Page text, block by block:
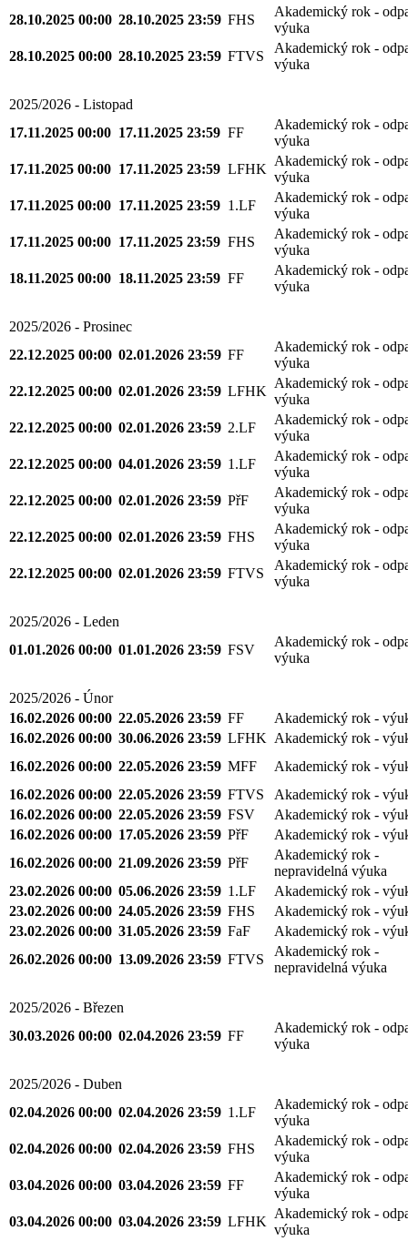
28.10.2025 00:00 28.10.2025 23:59 FHS
Akademický rok -
výuka
28.10.2025 00:00 28.10.2025 23:59 FTVS
Akademický rok -
výuka
2025/2026 - Listopad
17.11.2025 00:00 17.11.2025 23:59 FF
Akademický rok -
výuka
17.11.2025 00:00 17.11.2025 23:59 LFHK
Akademický rok -
výuka
17.11.2025 00:00 17.11.2025 23:59 1.LF
Akademický rok -
výuka
17.11.2025 00:00 17.11.2025 23:59 FHS
Akademický rok -
výuka
18.11.2025 00:00 18.11.2025 23:59 FF
Akademický rok -
výuka
2025/2026 - Prosinec
22.12.2025 00:00 02.01.2026 23:59 FF
Akademický rok -
výuka
22.12.2025 00:00 02.01.2026 23:59 LFHK
Akademický rok -
výuka
22.12.2025 00:00 02.01.2026 23:59 2.LF
Akademický rok -
výuka
22.12.2025 00:00 04.01.2026 23:59 1.LF
Akademický rok -
výuka
22.12.2025 00:00 02.01.2026 23:59 PřF
Akademický rok -
výuka
22.12.2025 00:00 02.01.2026 23:59 FHS
Akademický rok -
výuka
22.12.2025 00:00 02.01.2026 23:59 FTVS
Akademický rok -
výuka
2025/2026 - Leden
01.01.2026 00:00 01.01.2026 23:59 FSV
Akademický rok -
výuka
2025/2026 - Únor
16.02.2026 00:00 22.05.2026 23:59 FF
Akademický rok -
16.02.2026 00:00 30.06.2026 23:59 LFHK Akademický rok -
16.02.2026 00:00 22.05.2026 23:59 MFF
Akademický rok -
16.02.2026 00:00 22.05.2026 23:59 FTVS
Akademický rok -
16.02.2026 00:00 22.05.2026 23:59 FSV
Akademický rok -
16.02.2026 00:00 17.05.2026 23:59 PřF
Akademický rok -
16.02.2026 00:00 21.09.2026 23:59 PřF
Akademický rok -
nepravidelná výuka
23.02.2026 00:00 05.06.2026 23:59 1.LF
Akademický rok -
23.02.2026 00:00 24.05.2026 23:59 FHS
Akademický rok -
23.02.2026 00:00 31.05.2026 23:59 FaF
Akademický rok -
26.02.2026 00:00 13.09.2026 23:59 FTVS
Akademický rok -
nepravidelná výuka
2025/2026 - Březen
30.03.2026 00:00 02.04.2026 23:59 FF
Akademický rok -
výuka
2025/2026 - Duben
02.04.2026 00:00 02.04.2026 23:59 1.LF
Akademický rok -
výuka
02.04.2026 00:00 02.04.2026 23:59 FHS
Akademický rok -
výuka
03.04.2026 00:00 03.04.2026 23:59 FF
Akademický rok -
výuka
03.04.2026 00:00 03.04.2026 23:59 LFHK
Akademický rok -
výuka